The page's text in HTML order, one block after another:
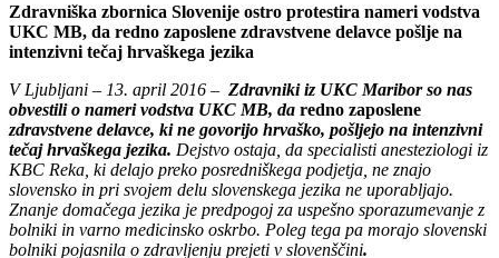
Zdravniška zbornica Slovenije ostro protestira nameri vodstva
UKC MB, da redno zaposlene zdravstvene delavce pošlje na
intenzivni tečaj hrvaškega jezika
V Ljubljani – 13. april 2016 – Zdravniki iz UKC Maribor so nas
obvestili o nameri vodstva UKC MB, da redno zaposlene
zdravstvene delavce, ki ne govorijo hrvaško, pošljejo na intenzivni
tečaj hrvaškega jezika. Dejstvo ostaja, da specialisti anesteziologi iz
KBC Reka, ki delajo preko posredniškega podjetja, ne znajo
slovensko in pri svojem delu slovenskega jezika ne uporabljajo.
Znanje domačega jezika je predpogoj za uspešno sporazumevanje z
bolniki in varno medicinsko oskrbo. Poleg tega pa morajo slovenski
bolniki pojasnila o zdravljenju prejeti v slovenščini.